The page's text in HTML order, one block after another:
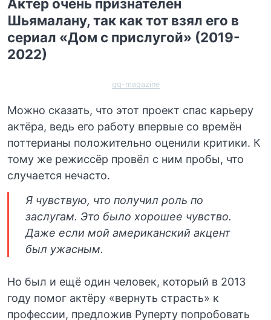
Шьямалану, так как тот взял его в
сериал «Дом с прислугой» (2019-
2022)
gq-magazine
Можно сказать, что этот проект спас карьеру
актёра, ведь его работу впервые со времён
поттерианы положительно оценили критики. К
тому же режиссёр провёл с ним пробы, что
случается нечасто.
Я чувствую, что получил роль по
заслугам. Это было хорошее чувство.
Даже если мой американский акцент
был ужасным.
Но был и ещё один человек, который в 2013
году помог актёру «вернуть страсть» к
профессии, предложив Руперту попробовать